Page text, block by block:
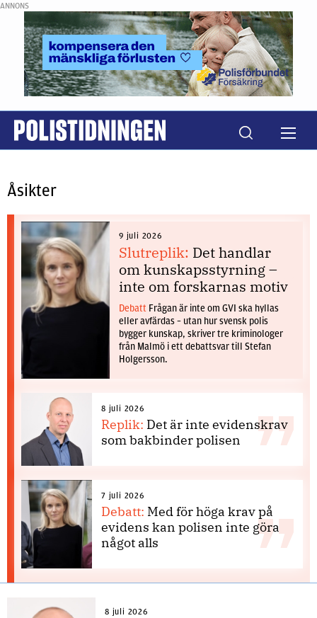
ANNONS
Åsikter
9 juli 2026
Slutreplik: Det handlar
om kunskapsstyrning –
inte om forskarnas motiv
Debatt Frågan är inte om GVI ska hyllas
eller avfärdas – utan hur svensk polis
bygger kunskap, skriver tre kriminologer
från Malmö i ett debattsvar till Stefan
Holgersson.
8 juli 2026
Replik: Det är inte evidenskrav
som bakbinder polisen
7 juli 2026
Debatt: Med för höga krav på
evidens kan polisen inte göra
något alls
8 juli 2026